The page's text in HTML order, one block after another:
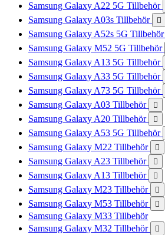
Samsung Galaxy A22 5G Tillbehör
Samsung Galaxy A03s Tillbehör 
Samsung Galaxy A52s 5G Tillbehör
Samsung Galaxy M52 5G Tillbehör
Samsung Galaxy A13 5G Tillbehör
Samsung Galaxy A33 5G Tillbehör
Samsung Galaxy A73 5G Tillbehör
Samsung Galaxy A03 Tillbehör 
Samsung Galaxy A20 Tillbehör 
Samsung Galaxy A53 5G Tillbehör
Samsung Galaxy M22 Tillbehör 
Samsung Galaxy A23 Tillbehör 
Samsung Galaxy A13 Tillbehör 
Samsung Galaxy M23 Tillbehör 
Samsung Galaxy M53 Tillbehör 
Samsung Galaxy M33 Tillbehör
Samsung Galaxy M32 Tillbehör
